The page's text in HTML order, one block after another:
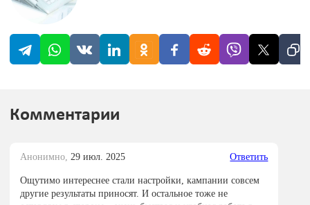
Комментарии
Анонимно, 29 июл. 2025 Ответить
Ощутимо интереснее стали настройки, кампании совсем
другие результаты приносят. И остальное тоже не